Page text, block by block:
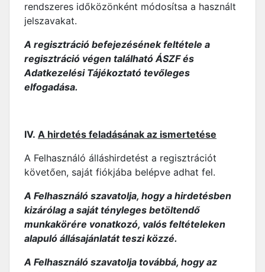
rendszeres időközönként módosítsa a használt
jelszavakat.
A regisztráció befejezésének feltétele a
regisztráció végen található ÁSZF és
Adatkezelési Tájékoztató tevőleges
elfogadása.
IV. A hirdetés feladásának az ismertetése
A Felhasználó álláshirdetést a regisztrációt
követően, saját fiókjába belépve adhat fel.
A Felhasználó szavatolja, hogy a hirdetésben
kizárólag a saját tényleges betöltendő
munkakörére vonatkozó, valós feltételeken
alapuló állásajánlatát teszi közzé.
A Felhasználó szavatolja továbbá, hogy az